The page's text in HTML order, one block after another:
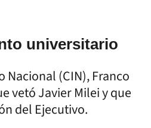
universitario
(CIN), Franco
vetó Javier Milei y que
del Ejecutivo.